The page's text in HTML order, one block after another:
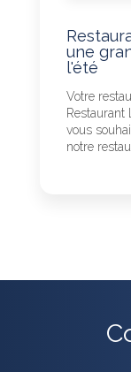
une
l'été
Votre
Restaurant
vous
notre